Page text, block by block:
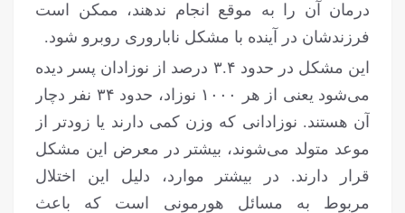
درمان آن را به موقع انجام ندهند، ممکن است
فرزندشان در آینده با مشکل ناباروری روبرو شود.
این مشکل در حدود ۳.۴ درصد از نوزادان پسر دیده
می‌شود یعنی از هر ۱۰۰۰ نوزاد، حدود ۳۴ نفر دچار
آن هستند. نوزادانی که وزن کمی دارند یا زودتر از
موعد متولد می‌شوند، بیشتر در معرض این مشکل
قرار دارند. در بیشتر موارد، دلیل این اختلال
مربوط به مسائل هورمونی است که باعث